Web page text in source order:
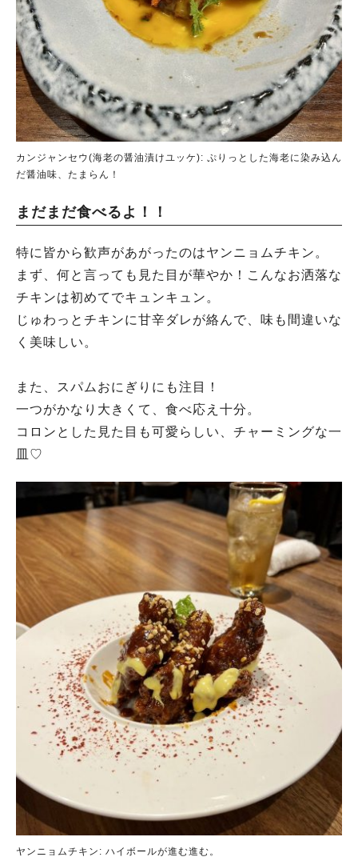
カンジャンセウ(海老の醤油漬けユッケ): ぷりっとした海老に染み込ん
だ醤油味、たまらん！
まだまだ食べるよ！！
特に皆から歓声があがったのはヤンニョムチキン。
まず、何と言っても見た目が華やか！こんなお洒落な
チキンは初めてでキュンキュン。
じゅわっとチキンに甘辛ダレが絡んで、味も間違いな
く美味しい。
また、スパムおにぎりにも注目！
一つがかなり大きくて、食べ応え十分。
コロンとした見た目も可愛らしい、チャーミングな一
皿♡
ヤンニョムチキン: ハイボールが進む進む。